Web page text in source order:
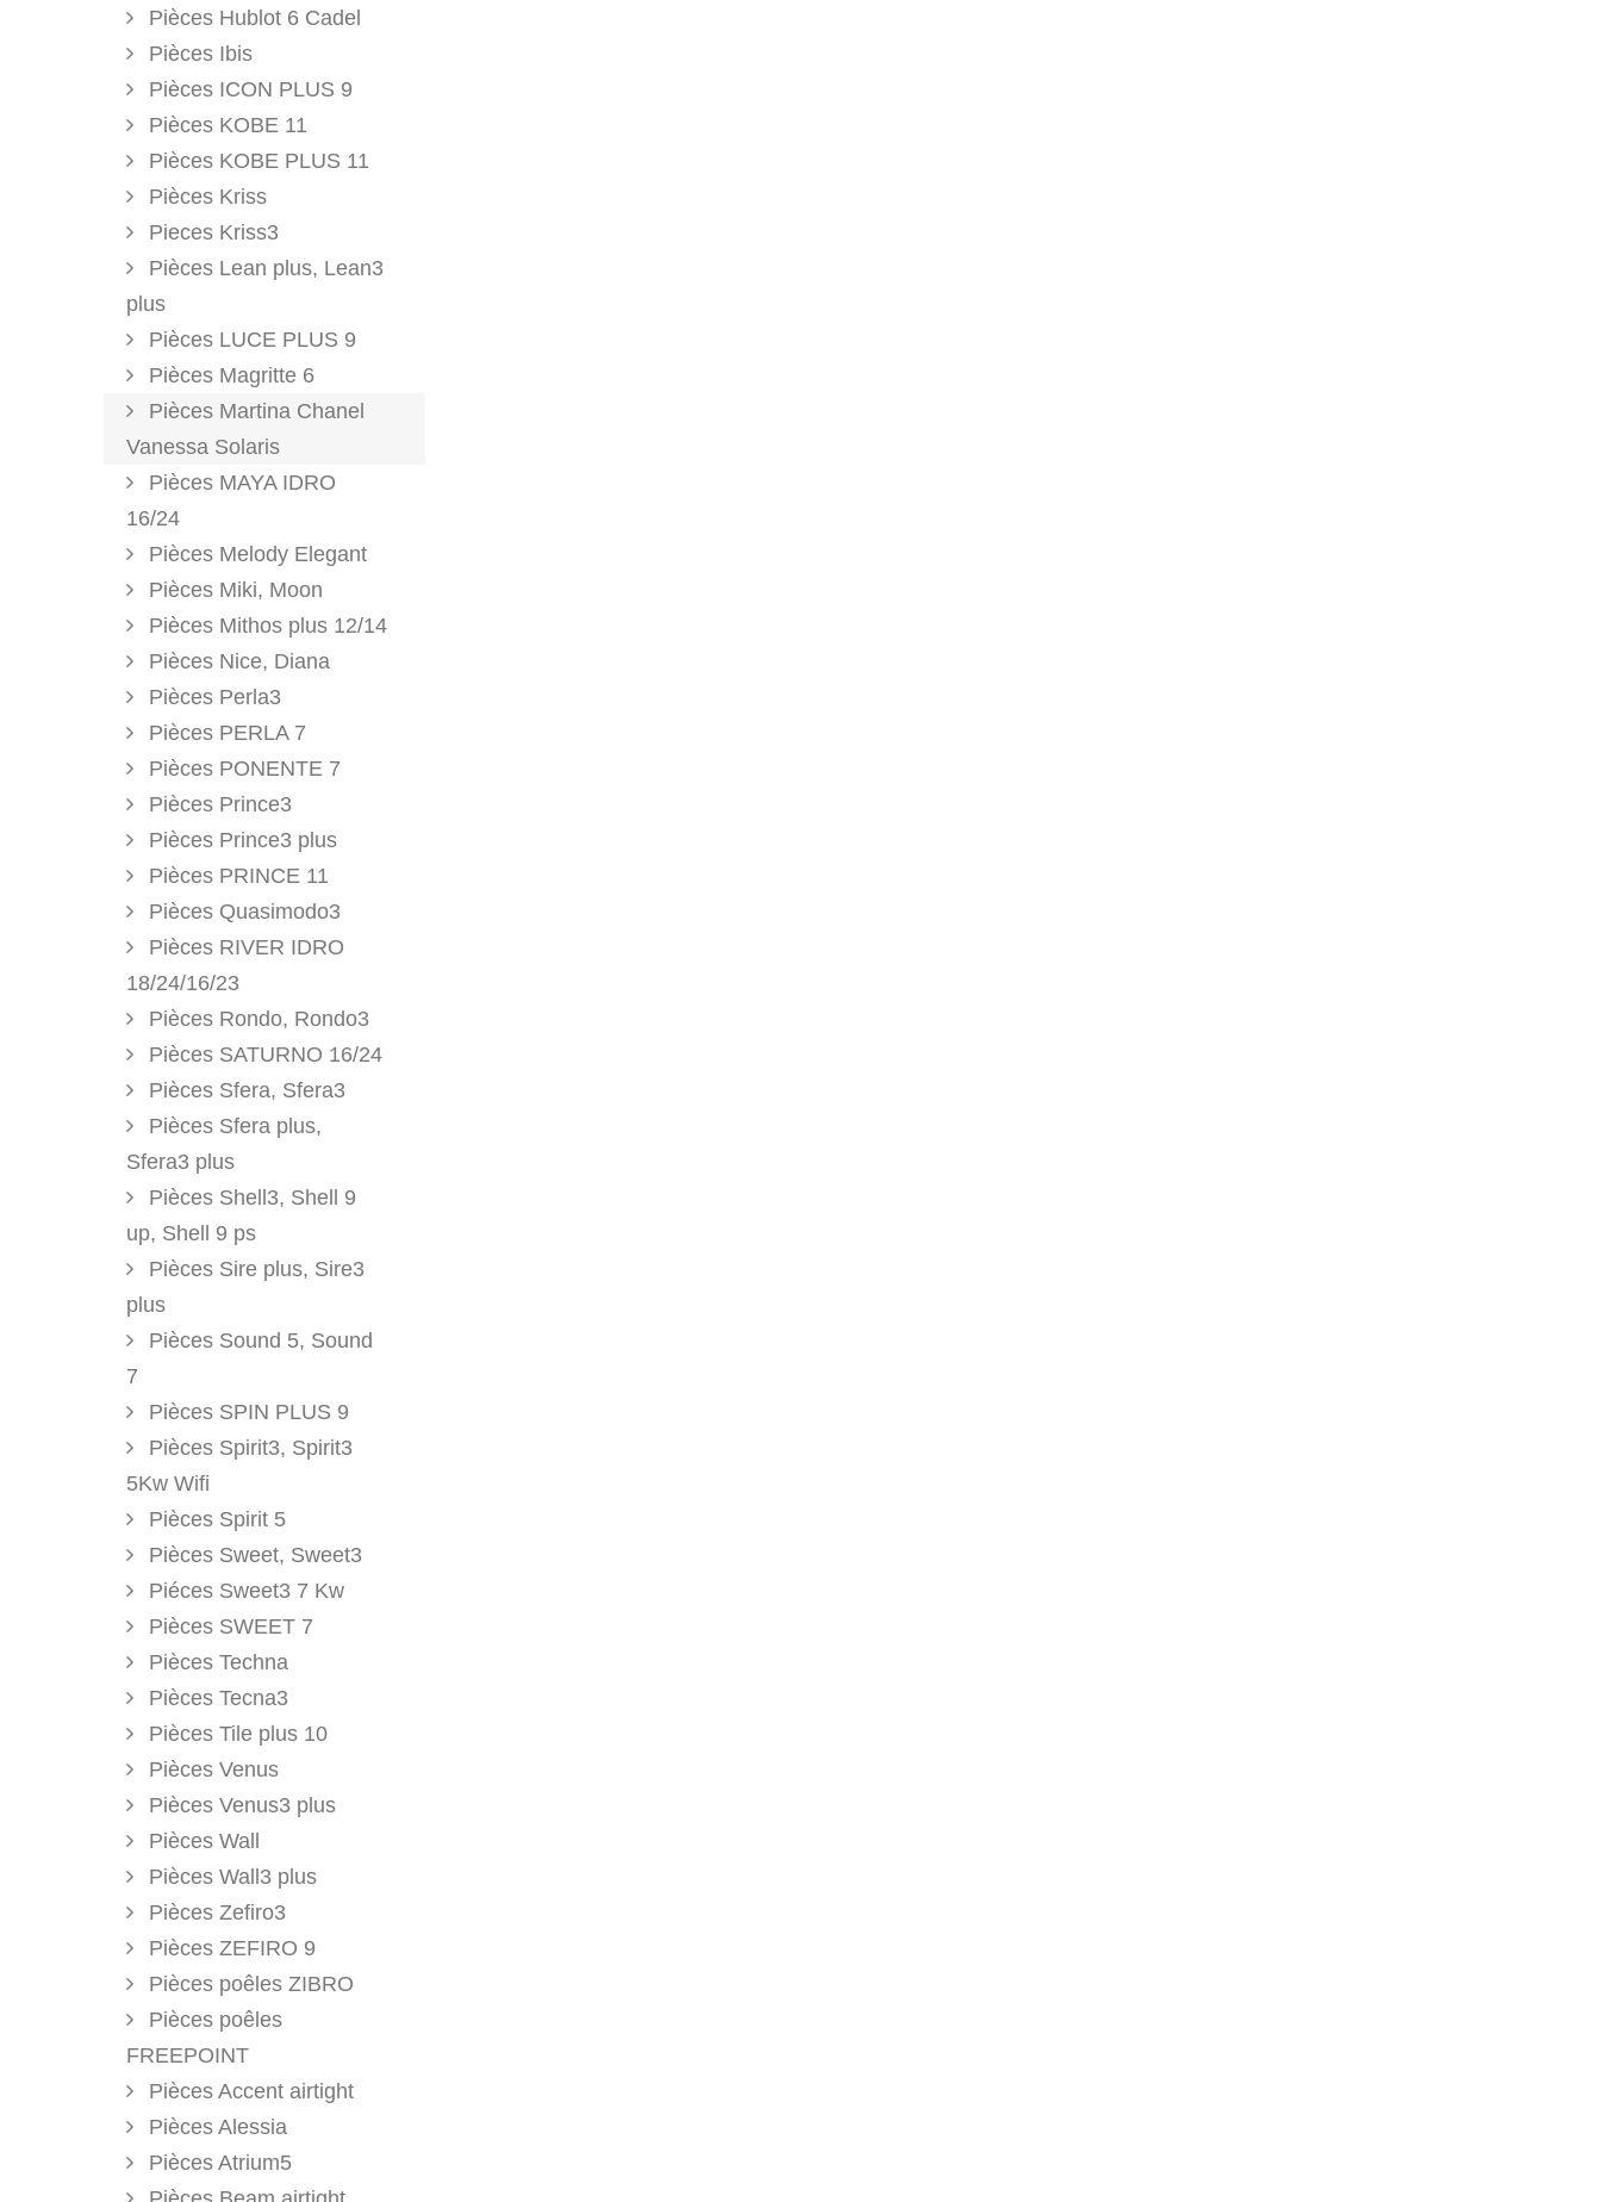
Pièces Hublot 6 Cadel
Pièces Ibis
Pièces ICON PLUS 9
Pièces KOBE 11
Pièces KOBE PLUS 11
Pièces Kriss
Pieces Kriss3
Pièces Lean plus, Lean3
plus
Pièces LUCE PLUS 9
Pièces Magritte 6
Pièces Martina Chanel
Vanessa Solaris
Pièces MAYA IDRO
16/24
Pièces Melody Elegant
Pièces Miki, Moon
Pièces Mithos plus 12/14
Pièces Nice, Diana
Pièces Perla3
Pièces PERLA 7
Pièces PONENTE 7
Pièces Prince3
Pièces Prince3 plus
Pièces PRINCE 11
Pièces Quasimodo3
Pièces RIVER IDRO
18/24/16/23
Pièces Rondo, Rondo3
Pièces SATURNO 16/24
Pièces Sfera, Sfera3
Pièces Sfera plus,
Sfera3 plus
Pièces Shell3, Shell 9
up, Shell 9 ps
Pièces Sire plus, Sire3
plus
Pièces Sound 5, Sound
7
Pièces SPIN PLUS 9
Pièces Spirit3, Spirit3
5Kw Wifi
Pièces Spirit 5
Pièces Sweet, Sweet3
Piéces Sweet3 7 Kw
Pièces SWEET 7
Pièces Techna
Pièces Tecna3
Pièces Tile plus 10
Pièces Venus
Pièces Venus3 plus
Pièces Wall
Pièces Wall3 plus
Pièces Zefiro3
Pièces ZEFIRO 9
Pièces poêles ZIBRO
Pièces poêles
FREEPOINT
Pièces Accent airtight
Pièces Alessia
Pièces Atrium5